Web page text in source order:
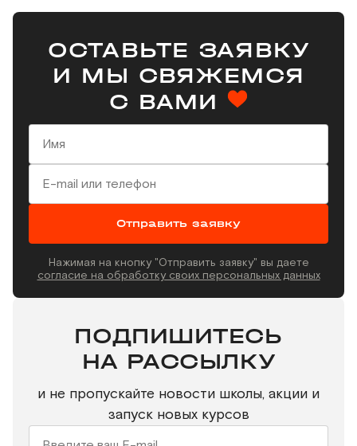
ОСТАВЬТЕ ЗАЯВКУ
И МЫ СВЯЖЕМСЯ
С ВАМИ
Отправить заявку
Нажимая на кнопку "Отправить заявку" вы даете
согласие на обработку своих персональных данных
ПОДПИШИТЕСЬ
НА РАССЫЛКУ
и не пропускайте новости школы, акции и
запуск новых курсов